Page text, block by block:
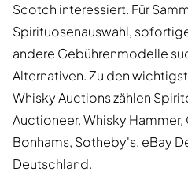
Scotch interessiert. Für
Spirituosenauswahl,
andere Gebührenmodelle
Alternativen. Zu den
Whisky Auctions zählen
Auctioneer, Whisky Hammer,
Bonhams, Sotheby's, eBay
Deutschland.